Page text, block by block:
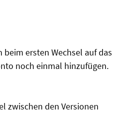
beim ersten Wechsel auf das
noch einmal hinzufügen.
zwischen den Versionen